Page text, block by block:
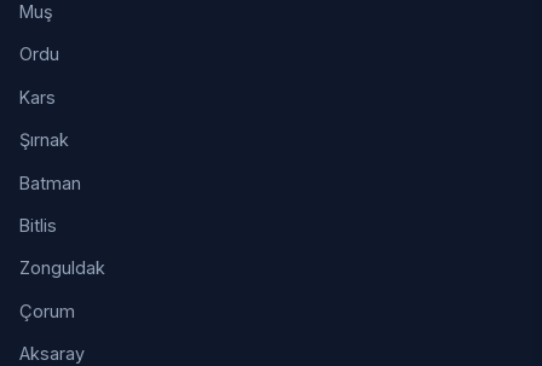
Muş
Ordu
Kars
Şırnak
Batman
Bitlis
Zonguldak
Çorum
Aksaray